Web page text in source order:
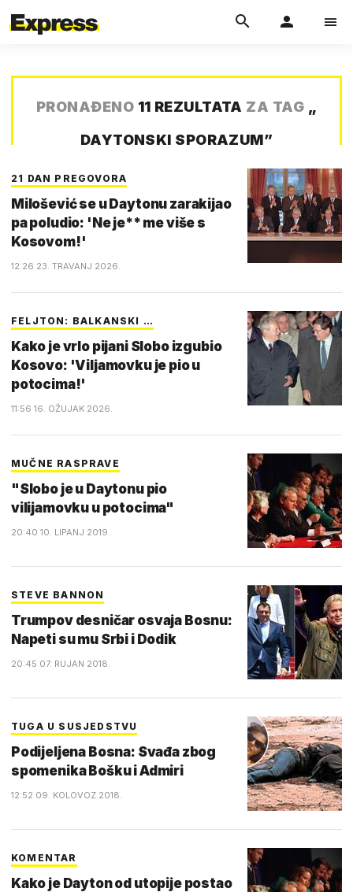
PRONAĐENO 11 REZULTATA ZA TAG „
DAYTONSKI SPORAZUM”
21 DAN PREGOVORA
Milošević se u Daytonu zarakijao
pa poludio: 'Ne je** me više s
Kosovom!'
12:26 23. TRAVANJ 2026.
FELJTON: BALKANSKI …
Kako je vrlo pijani Slobo izgubio
Kosovo: 'Viljamovku je pio u
potocima!'
11:56 16. OŽUJAK 2026.
MUČNE RASPRAVE
"Slobo je u Daytonu pio
vilijamovku u potocima"
20:40 10. LIPANJ 2019.
STEVE BANNON
Trumpov desničar osvaja Bosnu:
Napeti su mu Srbi i Dodik
20:45 07. RUJAN 2018.
TUGA U SUSJEDSTVU
Podijeljena Bosna: Svađa zbog
spomenika Bošku i Admiri
12:52 09. KOLOVOZ 2018.
KOMENTAR
Kako je Dayton od utopije postao